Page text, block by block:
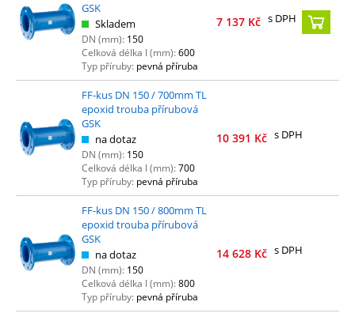
GSK
Skladem
DN (mm): 150
Celková délka l (mm):600
Typ příruby: pevná příruba
7 137 Kč s DPH
FF-kus DN 150 / 700mm TL
epoxid trouba přírubová
GSK
na dotaz
DN (mm): 150
Celková délka l (mm):700
Typ příruby: pevná příruba
10 391 Kč s DPH
FF-kus DN 150 / 800mm TL
epoxid trouba přírubová
GSK
na dotaz
DN (mm): 150
Celková délka l (mm):800
Typ příruby: pevná příruba
14 628 Kč s DPH